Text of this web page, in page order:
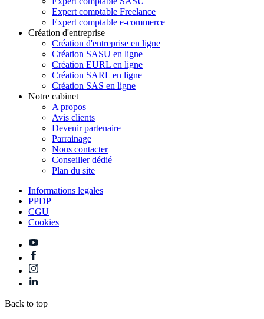
Expert comptable Freelance
Expert comptable e-commerce
Création d'entreprise
Création d'entreprise en ligne
Création SASU en ligne
Création EURL en ligne
Création SARL en ligne
Création SAS en ligne
Notre cabinet
A propos
Avis clients
Devenir partenaire
Parrainage
Nous contacter
Conseiller dédié
Plan du site
Informations legales
PPDP
CGU
Cookies
Back to top